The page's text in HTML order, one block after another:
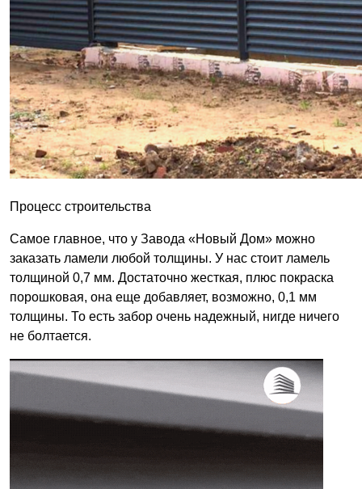
Процесс строительства
Самое главное, что у Завода «Новый Дом» можно
заказать ламели любой толщины. У нас стоит ламель
толщиной 0,7 мм. Достаточно жесткая, плюс покраска
порошковая, она еще добавляет, возможно, 0,1 мм
толщины. То есть забор очень надежный, нигде ничего
не болтается.